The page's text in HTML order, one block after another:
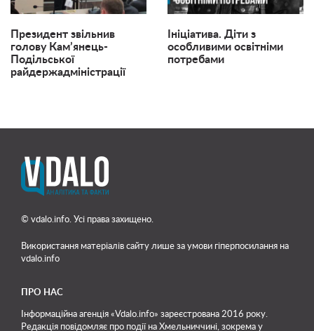
Президент звільнив
голову Кам’янець-
Подільської
райдержадміністрації
Ініціатива. Діти з
особливими освітніми
потребами
© vdalo.info. Усі права захищено.
Використання матеріалів сайту лише за умови гіперпосилання на
vdalo.info
ПРО НАС
Інформаційна агенція «Vdalo.info» зареєстрована 2016 року.
Редакція повідомляє про події на Хмельниччині, зокрема у